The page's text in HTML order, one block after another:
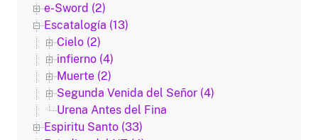
e-Sword (2)
Escatalogía (13)
Cielo (2)
infierno (4)
Muerte (2)
Segunda Venida del Señor (4)
Urena Antes del Fina
Espiritu Santo (33)